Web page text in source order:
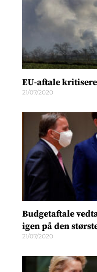
EU-aftale
21/07/2020
Budgetaftale
igen på den
21/07/2020